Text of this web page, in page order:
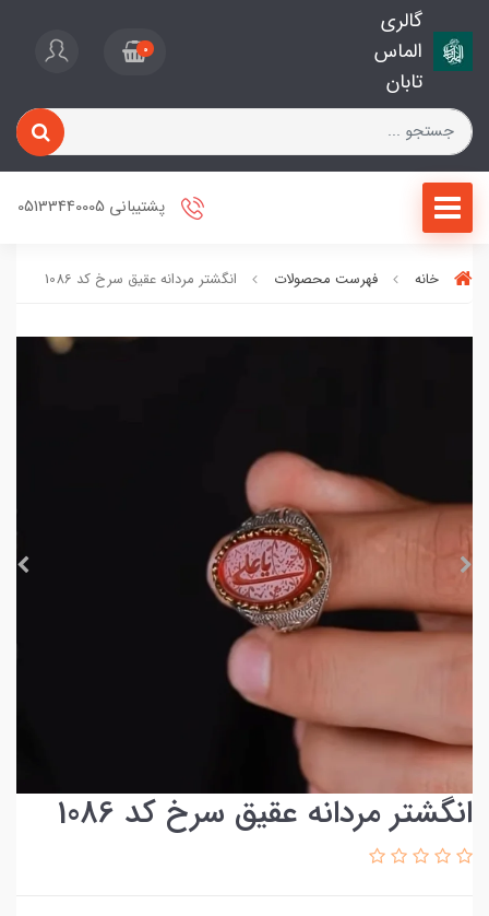
گالری
الماس
تابان
0
پشتیبانی 05133440005
خانه فهرست محصولات انگشتر مردانه عقیق سرخ کد 1086
انگشتر مردانه عقیق سرخ کد 1086